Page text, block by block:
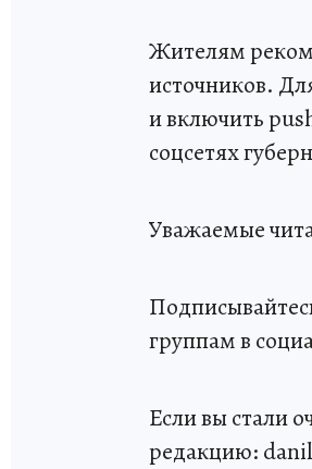
Жителям
источников.
и включить
соцсетях
Уважаемые
группам в
Если вы стали
редакцию: